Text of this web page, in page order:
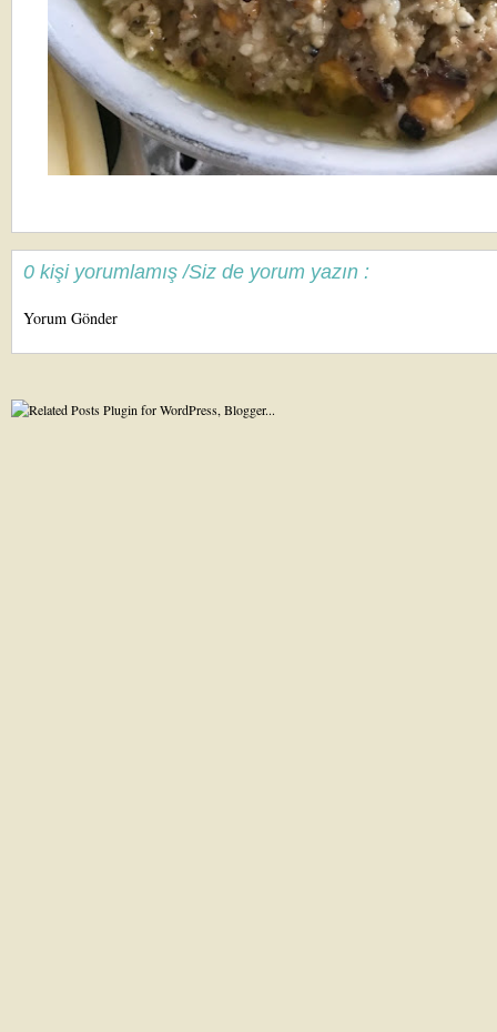
0 kişi yorumlamış /Siz de yorum yazın :
Yorum Gönder